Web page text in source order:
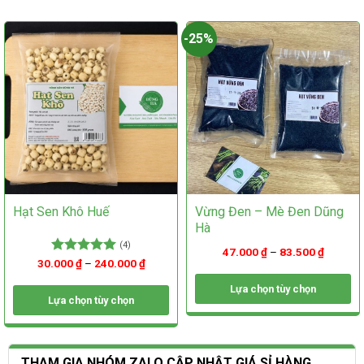
thể
được
chọn
trên
trang
phẩm
thể
được
chọn
trên
trang
sản
phẩm
Hạt Sen Khô Huế
Được xếp
5 sao
(4)
30.000₫– 240.000₫
Lựa chọn tùy chọn
Sản
này
-25%
Vừng Đen – Mè Đen Dũng
Hà
47.000₫– 83.500₫
Lựa chọn tùy chọn
Sản
này
có